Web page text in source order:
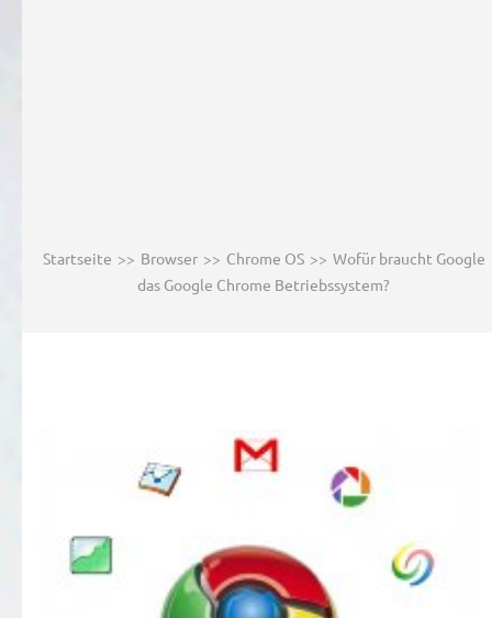
Startseite >> Browser >> Chrome OS >> Wofür braucht Google
das Google Chrome Betriebssystem?